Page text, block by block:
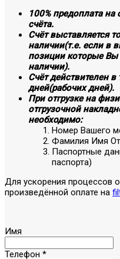
100% предоплата
счёта.
Счёт выставляется
наличии(т.е. если в
позиции которые Вы
наличии).
Счёт действителен
дней(рабочих дней).
При отгрузке на
отгрузочной
необходимо:
Номер Вашего
Фамилия Имя
Паспортные
паспорта)
Для ускорения процессов
произведённой оплате на
Имя
Телефон *